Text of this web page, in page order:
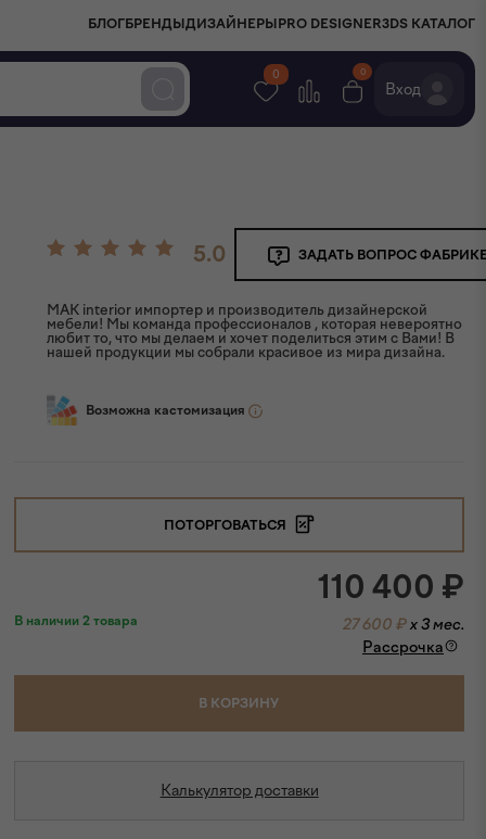
БЛОГ БРЕНДЫ ДИЗАЙНЕРЫ PRO DESIGNER3DS КАТАЛОГ
0 0
Вход
5.0 ЗАДАТЬ ВОПРОС
MAK interior импортер и производитель дизайнерской
мебели! Мы команда профессионалов , которая невероятно
любит то, что мы делаем и хочет поделиться этим с Вами! В
нашей продукции мы собрали красивое из мира дизайна.
Возможна кастомизация
ПОТОРГОВАТЬСЯ
В наличии 2 товара
110 400 ₽
27 600 ₽x 3 мес.
Рассрочка
В КОРЗИНУ
Калькулятор доставки